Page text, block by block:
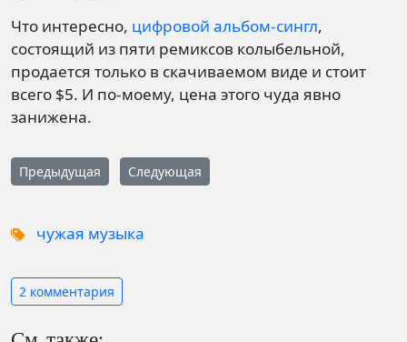
Что интересно, цифровой альбом-сингл,
состоящий из пяти ремиксов колыбельной,
продается только в скачиваемом виде и стоит
всего $5. И по-моему, цена этого чуда явно
занижена.
Предыдущая Следующая
чужая музыка
2 комментария